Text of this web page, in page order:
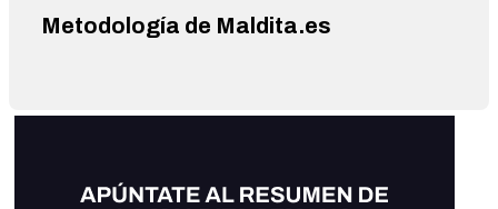
Metodología de Maldita.es